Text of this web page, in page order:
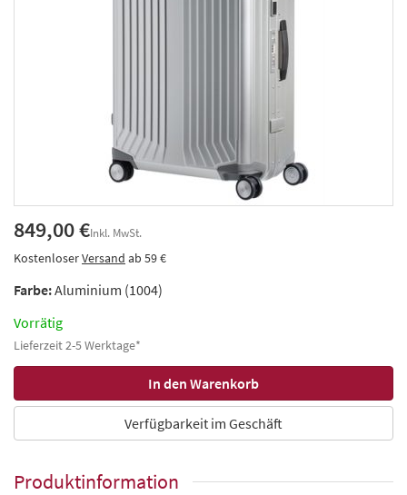
849,00 €Inkl. MwSt.
KostenloserVersand ab 59 €
Farbe:Aluminium (1004)
Vorrätig
Lieferzeit 2-5 Werktage*
Verfügbarkeit im Geschäft
Produktinformation